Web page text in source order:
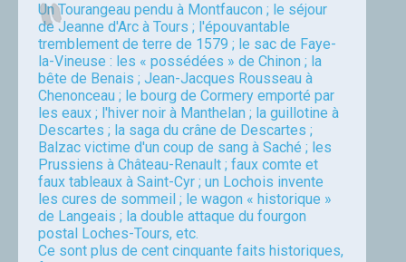
Un Tourangeau pendu à Montfaucon ; le séjour
de Jeanne d'Arc à Tours ; l'épouvantable
tremblement de terre de 1579 ; le sac de Faye-
la-Vineuse : les « possédées » de Chinon ; la
bête de Benais ; Jean-Jacques Rousseau à
Chenonceau ; le bourg de Cormery emporté par
les eaux ; l'hiver noir à Manthelan ; la guillotine à
Descartes ; la saga du crâne de Descartes ;
Balzac victime d'un coup de sang à Saché ; les
Prussiens à Château-Renault ; faux comte et
faux tableaux à Saint-Cyr ; un Lochois invente
les cures de sommeil ; le wagon « historique »
de Langeais ; la double attaque du fourgon
postal Loches-Tours, etc.
Ce sont plus de cent cinquante faits historiques,